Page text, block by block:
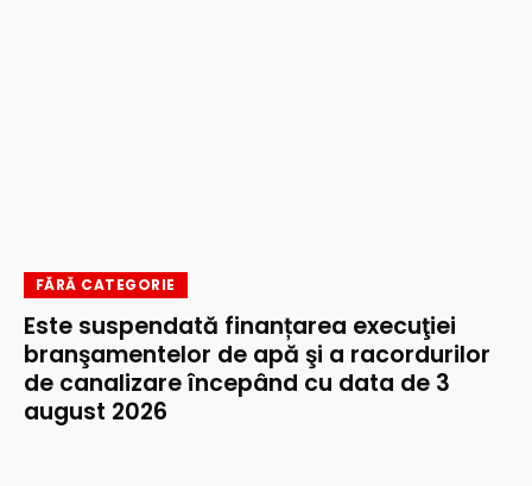
FĂRĂ CATEGORIE
Este suspendată finanțarea execuţiei
branşamentelor de apă şi a racordurilor
de canalizare începând cu data de 3
august 2026